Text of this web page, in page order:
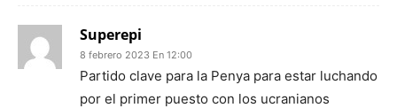
Superepi
8 febrero 2023 En 12:00
Partido clave para la Penya para estar luchando
por el primer puesto con los ucranianos